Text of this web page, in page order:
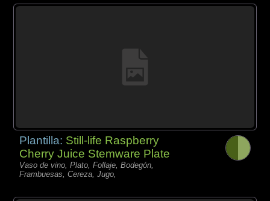
Plantilla: Still-life Raspberry
Cherry Juice Stemware Plate
Vaso de vino, Plato, Follaje, Bodegón,
Frambuesas, Cereza, Jugo,